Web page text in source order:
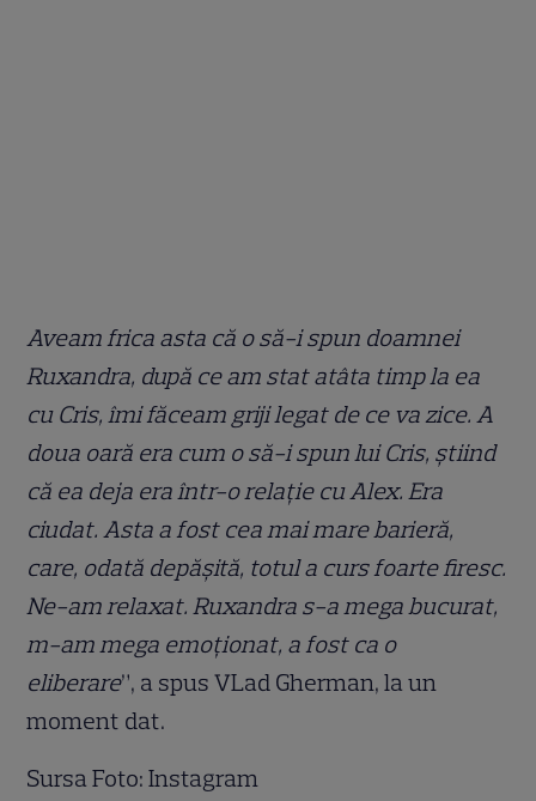
Aveam frica asta că o să-i spun doamnei
Ruxandra, după ce am stat atâta timp la ea
cu Cris, îmi făceam griji legat de ce va zice. A
doua oară era cum o să-i spun lui Cris, știind
că ea deja era într-o relație cu Alex. Era
ciudat. Asta a fost cea mai mare barieră,
care, odată depășită, totul a curs foarte firesc.
Ne-am relaxat. Ruxandra s-a mega bucurat,
m-am mega emoționat, a fost ca o
eliberare”, a spus VLad Gherman, la un
moment dat.
Sursa Foto: Instagram